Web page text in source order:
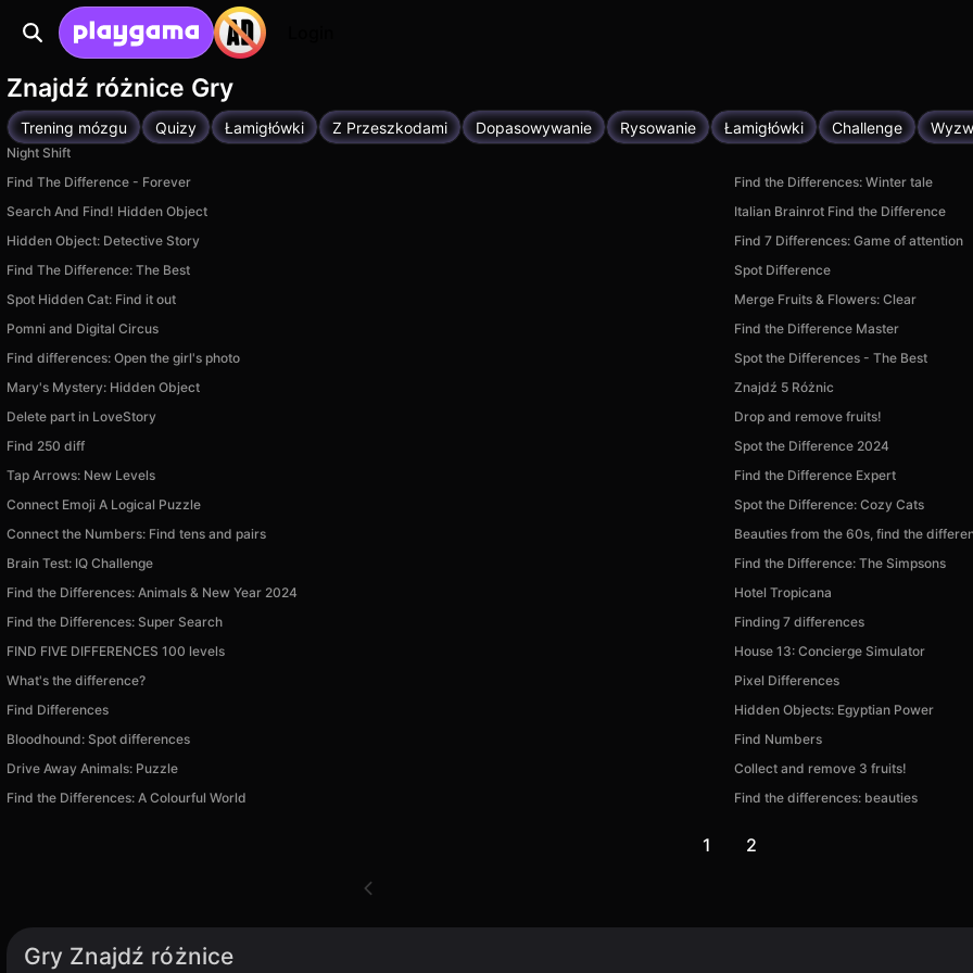
Znajdź różnice Gry
Trening mózgu Quizy Łamigłówki Z Przeszkodami Dopasowywanie Rysowanie Łamigłówki Challenge
Night Shift
Find The Difference - Forever
Find the Differences: Winter tale
Search And Find! Hidden Object
Italian Brainrot Find the Difference
Hidden Object: Detective Story
Find 7 Differences: Game of attention
Find The Difference: The Best
Spot Difference
Spot Hidden Cat: Find it out
Merge Fruits & Flowers: Clear
Pomni and Digital Circus
Find the Difference Master
Find differences: Open the girl's photo
Spot the Differences - The Best
Mary's Mystery: Hidden Object
Znajdź 5 Różnic
Delete part in LoveStory
Drop and remove fruits!
Find 250 diff
Spot the Difference 2024
Tap Arrows: New Levels
Find the Difference Expert
Connect Emoji A Logical Puzzle
Spot the Difference: Cozy Cats
Connect the Numbers: Find tens and pairs
Beauties from the 60s, find the
Brain Test: IQ Challenge
Find the Difference: The Simpsons
Find the Differences: Animals & New Year 2024
Hotel Tropicana
Find the Differences: Super Search
Finding 7 differences
FIND FIVE DIFFERENCES 100 levels
House 13: Concierge Simulator
What's the difference?
Pixel Differences
Find Differences
Hidden Objects: Egyptian Power
Bloodhound: Spot differences
Find Numbers
Drive Away Animals: Puzzle
Collect and remove 3 fruits!
Find the Differences: A Colourful World
Find the differences: beauties
1 2
Gry Znajdź różnice